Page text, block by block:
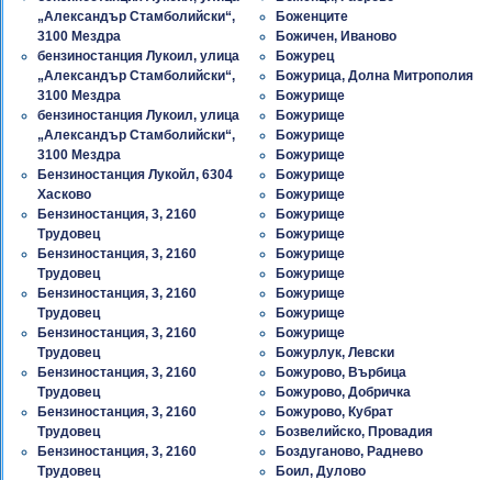
„Александър Стамболийски“,
3100 Мездра
бензиностанция Лукоил, улица
„Александър Стамболийски“,
3100 Мездра
бензиностанция Лукоил, улица
„Александър Стамболийски“,
3100 Мездра
Бензиностанция Лукойл, 6304
Хасково
Бензиностанция, 3, 2160
Трудовец
Бензиностанция, 3, 2160
Трудовец
Бензиностанция, 3, 2160
Трудовец
Бензиностанция, 3, 2160
Трудовец
Бензиностанция, 3, 2160
Трудовец
Бензиностанция, 3, 2160
Трудовец
Бензиностанция, 3, 2160
Трудовец
Боженците
Божичен, Иваново
Божурец
Божурица, Долна Митрополия
Божурище
Божурище
Божурище
Божурище
Божурище
Божурище
Божурище
Божурище
Божурище
Божурище
Божурище
Божурище
Божурище
Божурлук, Левски
Божурово, Върбица
Божурово, Добричка
Божурово, Кубрат
Бозвелийско, Провадия
Боздуганово, Раднево
Боил, Дулово